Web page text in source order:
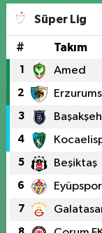
Süper Lig
# Takım
1 Amed
2
3
4
5 Beşiktaş
6 Eyüpspor
7